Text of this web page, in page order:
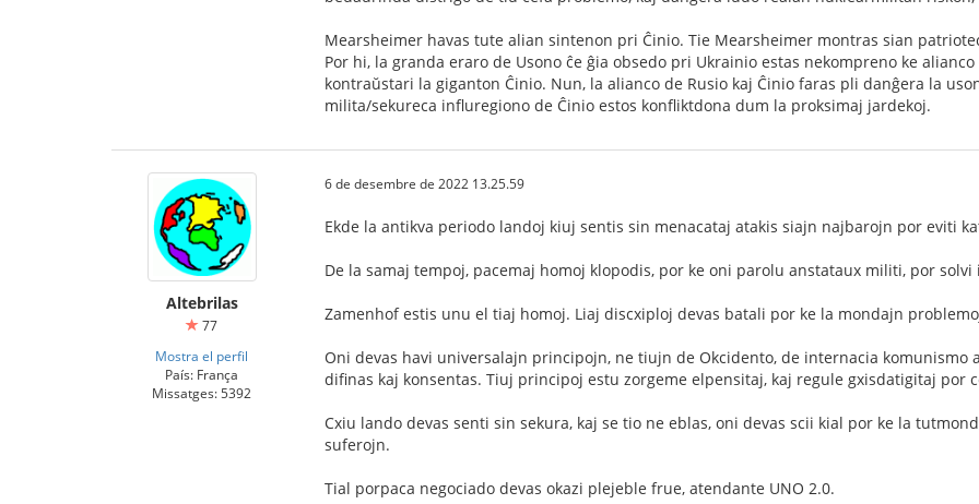
Mearsheimer havas tute alian sintenon pri Ĉinio. Tie Mearsheimer montras sian
Por hi, la granda eraro de Usono ĉe ĝia obsedo pri Ukrainio estas nekompreno ke
kontraŭstari la giganton Ĉinio. Nun, la alianco de Rusio kaj Ĉinio faras pli danĝera la
milita/sekureca influregiono de Ĉinio estos konfliktdona dum la proksimaj jardekoj.
Altebrilas
77
Mostra el perfil
País: França
Missatges: 5392
6 de desembre de 2022 13.25.59
Ekde la antikva periodo landoj kiuj sentis sin menacataj atakis siajn najbarojn por eviti
De la samaj tempoj, pacemaj homoj klopodis, por ke oni parolu anstataux militi, por
Zamenhof estis unu el tiaj homoj. Liaj discxiploj devas batali por ke la mondajn
Oni devas havi universalajn principojn, ne tiujn de Okcidento, de internacia
difinas kaj konsentas. Tiuj principoj estu zorgeme elpensitaj, kaj regule gxisdatigitaj por
Cxiu lando devas senti sin sekura, kaj se tio ne eblas, oni devas scii kial por ke la
suferojn.
Tial porpaca negociado devas okazi plejeble frue, atendante UNO 2.0.